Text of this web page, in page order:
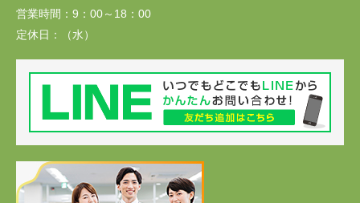
営業時間： 9：00～18：00
定休日：
（水）